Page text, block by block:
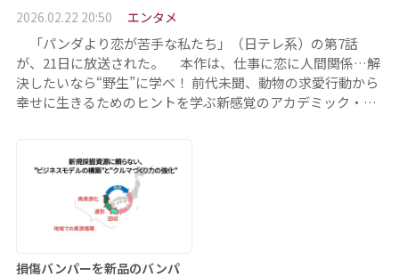
2026.02.22 20:50 エンタメ
「パンダより恋が苦手な私たち」（日テレ系）の第7話
が、21日に放送された。 本作は、仕事に恋に人間関係…解
決したいなら“野生”に学べ！ 前代未聞、動物の求愛行動から
幸せに生きるためのヒントを学ぶ新感覚のアカデミック・…
損傷バンパーを新品のバンパ